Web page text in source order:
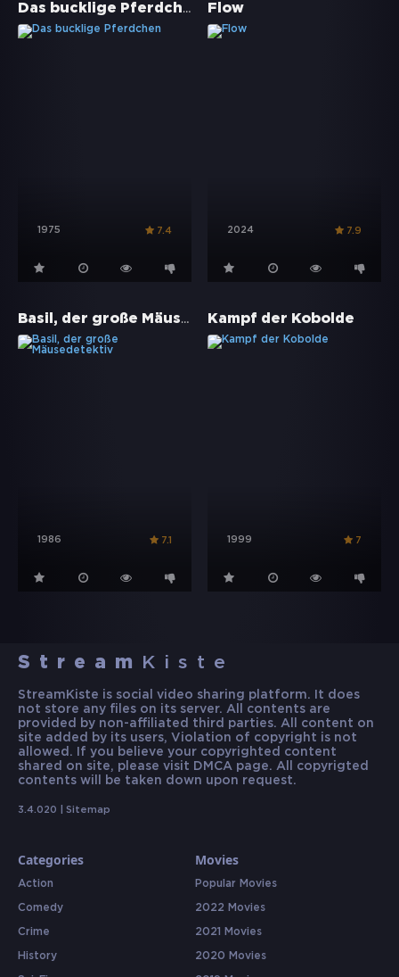
Das bucklige Pferdchen
1975 7.4
Flow
2024 7.9
Basil, der große Mäusedetektiv
1986 7.1
Kampf der Kobolde
1999 7
Stream Kiste
StreamKiste is social video sharing platform. It does
not store any files on its server. All contents are
provided by non-affiliated third parties. All content on
site added by its users, Violation of copyright is not
allowed. If you believe your copyrighted content
shared on site, please visit DMCA page. All copyrigted
contents will be taken down upon request.
3.4.020 | Sitemap
Categories
Action
Comedy
Crime
History
Movies
Popular Movies
2022 Movies
2021 Movies
2020 Movies